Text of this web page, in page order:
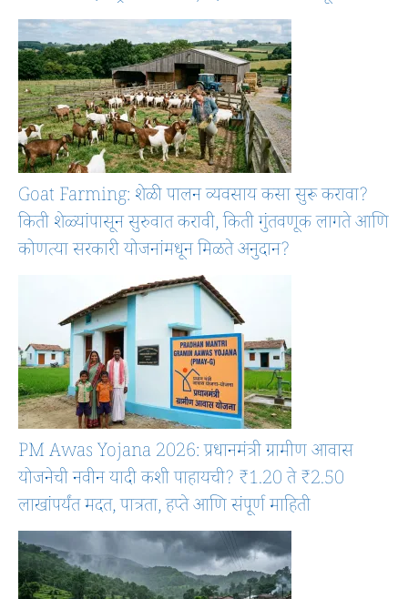
Goat Farming: शेळी पालन व्यवसाय कसा सुरू करावा?
किती शेळ्यांपासून सुरुवात करावी, किती गुंतवणूक लागते आणि
कोणत्या सरकारी योजनांमधून मिळते अनुदान?
PM Awas Yojana 2026: प्रधानमंत्री ग्रामीण आवास
योजनेची नवीन यादी कशी पाहायची? ₹1.20 ते ₹2.50
लाखांपर्यंत मदत, पात्रता, हप्ते आणि संपूर्ण माहिती